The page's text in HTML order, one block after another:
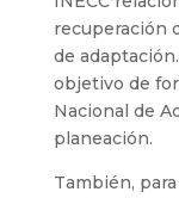
recuperación
de
objetivo de
Nacional de
planeación.
También,